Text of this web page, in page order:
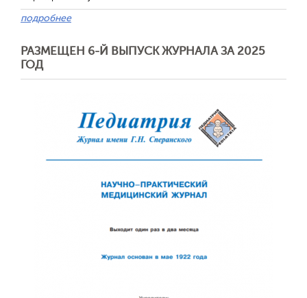
подробнее
РАЗМЕЩЕН 6-Й ВЫПУСК ЖУРНАЛА ЗА 2025
ГОД